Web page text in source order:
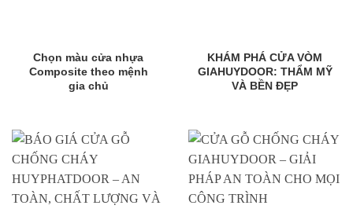
Chọn màu cửa nhựa
Composite theo mệnh
gia chủ
KHÁM PHÁ CỬA VÒM
GIAHUYDOOR: THẨM MỸ
VÀ BỀN ĐẸP